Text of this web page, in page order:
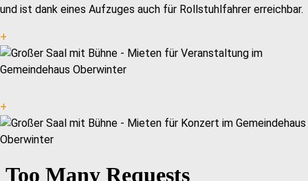
und ist dank eines Aufzuges auch für Rollstuhlfahrer erreichbar.
+
+